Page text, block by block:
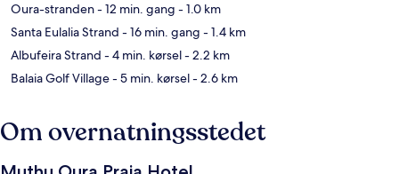
Oura-stranden- 12 min. gang - 1.0 km
Santa Eulalia Strand - 16 min. gang - 1.4 km
Albufeira Strand - 4 min. kørsel- 2.2 km
Balaia Golf Village- 5 min. kørsel- 2.6 km
Om overnatningsstedet